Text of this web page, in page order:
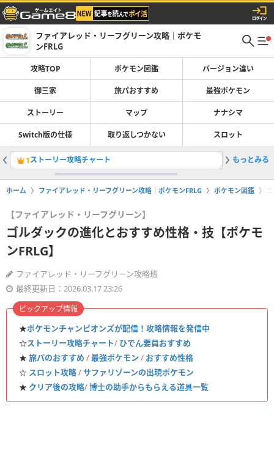
ファイアレッド・リーフグリーン攻略｜ポケモ
ンFRLG
攻略TOP ポケモン図鑑 バージョン違い
御三家 旅パおすすめ 最強ポケモン
ストーリー マップ ナナシマ
Switch版の仕様 取り返しつかない スロット
1ストーリー攻略チャート 2四天王
もっとみる
ホーム ファイアレッド・リーフグリーン攻略｜ポケモンFRLG ポケモン図鑑
【ファイアレッド・リーフグリーン】
ゴルダックの進化とおすすめ性格・技【ポケモ
ンFRLG】
ファイアレッド・リーフグリーン攻略班
最終更新日：2026.03.17 23:26
★ポケモンチャンピオンズが配信！攻略情報を発信中
☆ストーリー攻略チャート/ ひでん要員おすすめ
★旅パのおすすめ /最強ポケモン / おすすめ性格
☆ スロット攻略/サファリゾーンの出現ポケモン
★ クリア後の攻略/博士の助手からもらえる道具一覧
ピックアップ情報